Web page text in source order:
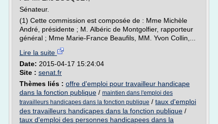
Sénateur.
(1) Cette commission est composée de : Mme Michèle
André, présidente ; M. Albéric de Montgolfier, rapporteur
général ; Mme Marie-France Beaufils, MM. Yvon Collin,...
Lire la suite
Date: 2015-04-17 15:24:04
Site : senat.fr
Thèmes liés : offre d'emploi pour travailleur handicape
dans la fonction publique / maintien dans l'emploi des
travailleurs handicapes dans la fonction publique / taux d'emploi
des travailleurs handicapes dans la fonction publique /
taux d'emploi des personnes handicapees dans la